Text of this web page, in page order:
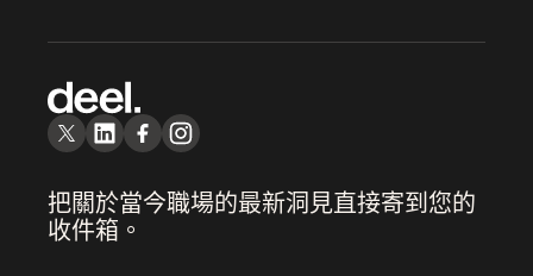
把關於當今職場的最新洞見直接寄到您的
收件箱。